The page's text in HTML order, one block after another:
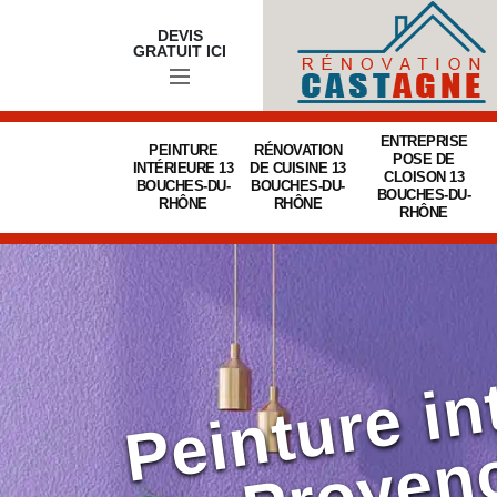
DEVIS
GRATUIT ICI
PEINTURE
INTÉRIEURE 13
BOUCHES-DU-
RHÔNE
RÉNOVATION
DE CUISINE 13
BOUCHES-DU-
RHÔNE
ENTREPRISE
POSE DE
CLOISON 13
BOUCHES-DU-
RHÔNE